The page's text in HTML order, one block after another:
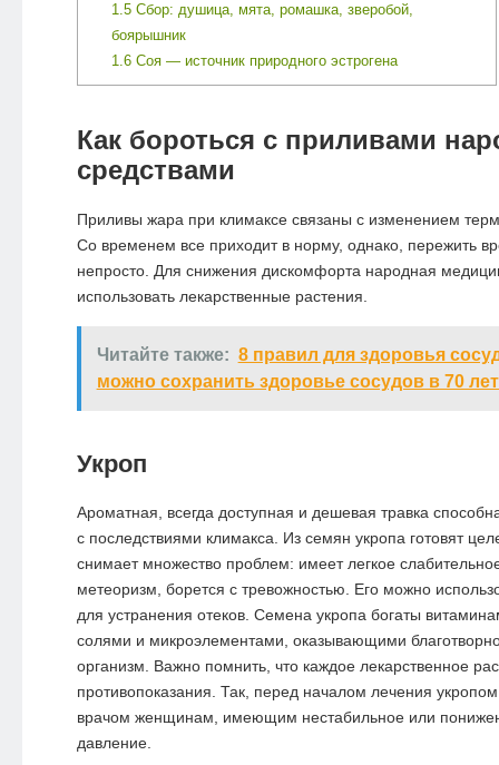
1.5Сбор: душица, мята, ромашка, зверобой,
боярышник
1.6Соя — источник природного эстрогена
Как бороться с приливами
средствами
Приливы жара при климаксе связаны с изменением
Со временем все приходит в норму, однако, пережить
непросто. Для снижения дискомфорта народная
использовать лекарственные растения.
Читайте также: 8 правил для здоровья
можно сохранить здоровье сосудов в 70
Укроп
Ароматная, всегда доступная и дешевая травка
с последствиями климакса. Из семян укропа готовят
снимает множество проблем: имеет легкое
метеоризм, борется с тревожностью. Его можно
для устранения отеков. Семена укропа богаты
солями и микроэлементами, оказывающими
организм. Важно помнить, что каждое лекарственное
противопоказания. Так, перед началом лечения
врачом женщинам, имеющим нестабильное или
давление.